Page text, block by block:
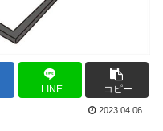
LINE コピー
2023.04.06